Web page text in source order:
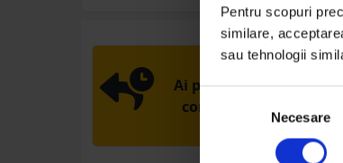
Pentru scopuri
similare,
sau tehnologii
consimțământului
Necesare
RETUR EXTINS
Ai posibilitate de retur
comandă produsele de
nevoie fără griji